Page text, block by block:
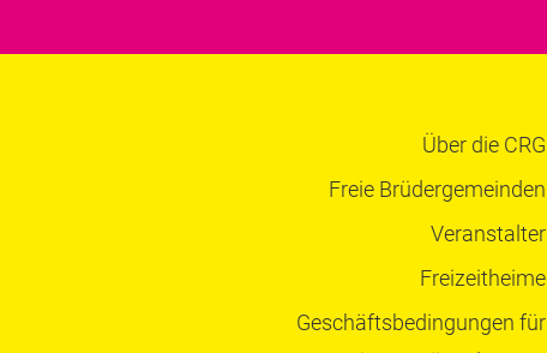
Über die CRG
Freie Brüdergemeinden
Veranstalter
Freizeitheime
Geschäftsbedingungen für